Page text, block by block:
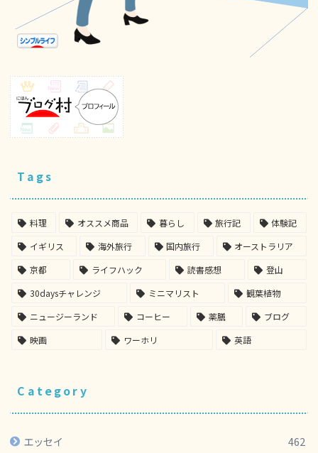
Tags
料理 オススメ商品 暮らし 旅行記
体験記
イギリス
海外旅行 国内旅行
オーストラリア
京都
ライフハック 読書感想
登山
30daysチャレンジ
ミニマリスト
観葉植物
ニュージーランド
コーヒー 薬膳
ブログ
映画
ワーホリ 英語
Category
エッセイ 462